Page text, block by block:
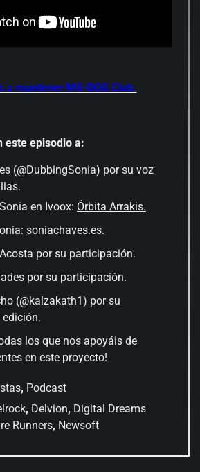
a mantener MS-DOS Club.
este episodio a:
(@DubbingSonia) por su voz
en Ivoox: Órbita Arrakis.
soniachaves.es.
por su participación.
por su participación.
(@kalzakath1) por su
los que nos apoyáis de
en este proyecto!
, Podcast
, Delvion, Digital Dreams
Runners, Newsoft